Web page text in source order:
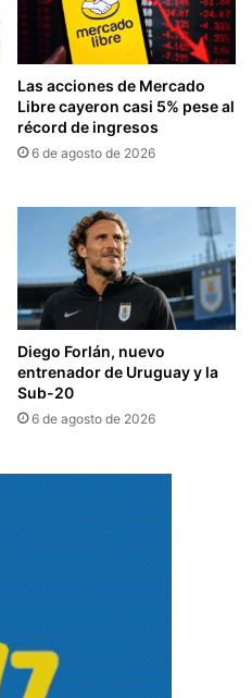
Las acciones de Mercado
Libre cayeron casi 5% pese al
récord de ingresos
6 de agosto de 2026
Diego Forlán, nuevo
entrenador de Uruguay y la
Sub-20
6 de agosto de 2026